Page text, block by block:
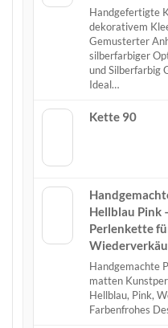
Handgefertigte
dekorativem
Gemusterter
silberfarbiger
und Silberfarbig
Ideal…
Kette 90
Hellblau Pink
Perlenkette
Handgemachte
matten
Hellblau, Pink,
Farbenfrohes